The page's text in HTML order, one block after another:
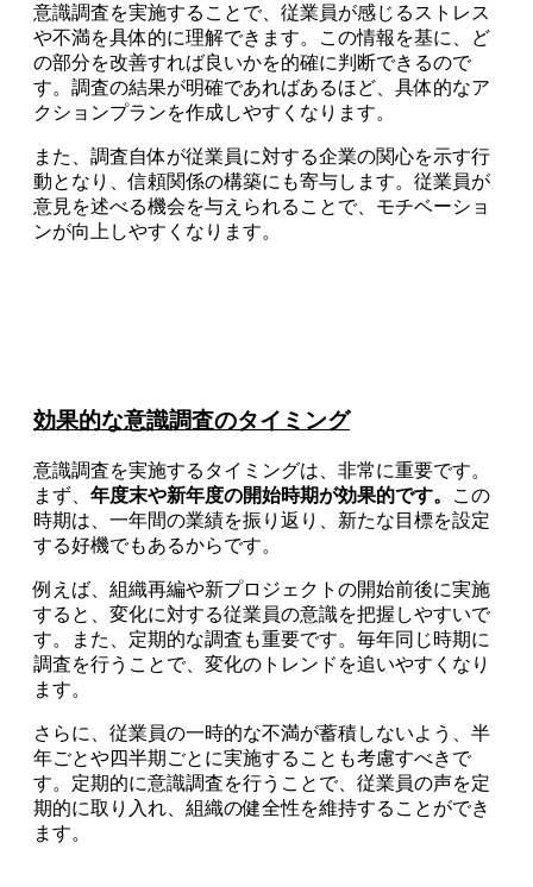
意識調査を実施することで、従業員が感じるストレス
や不満を具体的に理解できます。この情報を基に、ど
の部分を改善すれば良いかを的確に判断できるので
す。調査の結果が明確であればあるほど、具体的なア
クションプランを作成しやすくなります。
また、調査自体が従業員に対する企業の関心を示す行
動となり、信頼関係の構築にも寄与します。従業員が
意見を述べる機会を与えられることで、モチベーショ
ンが向上しやすくなります。
効果的な意識調査のタイミング
意識調査を実施するタイミングは、非常に重要です。
まず、 年度末や新年度の開始時期が効果的です。
この
時期は、一年間の業績を振り返り、新たな目標を設定
する好機でもあるからです。
例えば、組織再編や新プロジェクトの開始前後に実施
すると、変化に対する従業員の意識を把握しやすいで
す。また、定期的な調査も重要です。毎年同じ時期に
調査を行うことで、変化のトレンドを追いやすくなり
ます。
さらに、従業員の一時的な不満が蓄積しないよう、半
年ごとや四半期ごとに実施することも考慮すべきで
す。定期的に意識調査を行うことで、従業員の声を定
期的に取り入れ、組織の健全性を維持することができ
ます。